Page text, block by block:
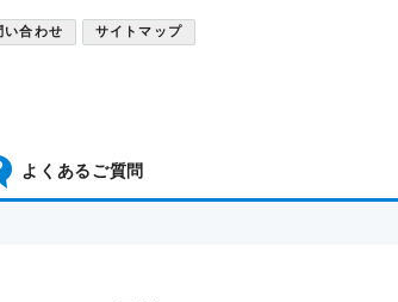
い合わせ サイトマップ
よくあるご質問